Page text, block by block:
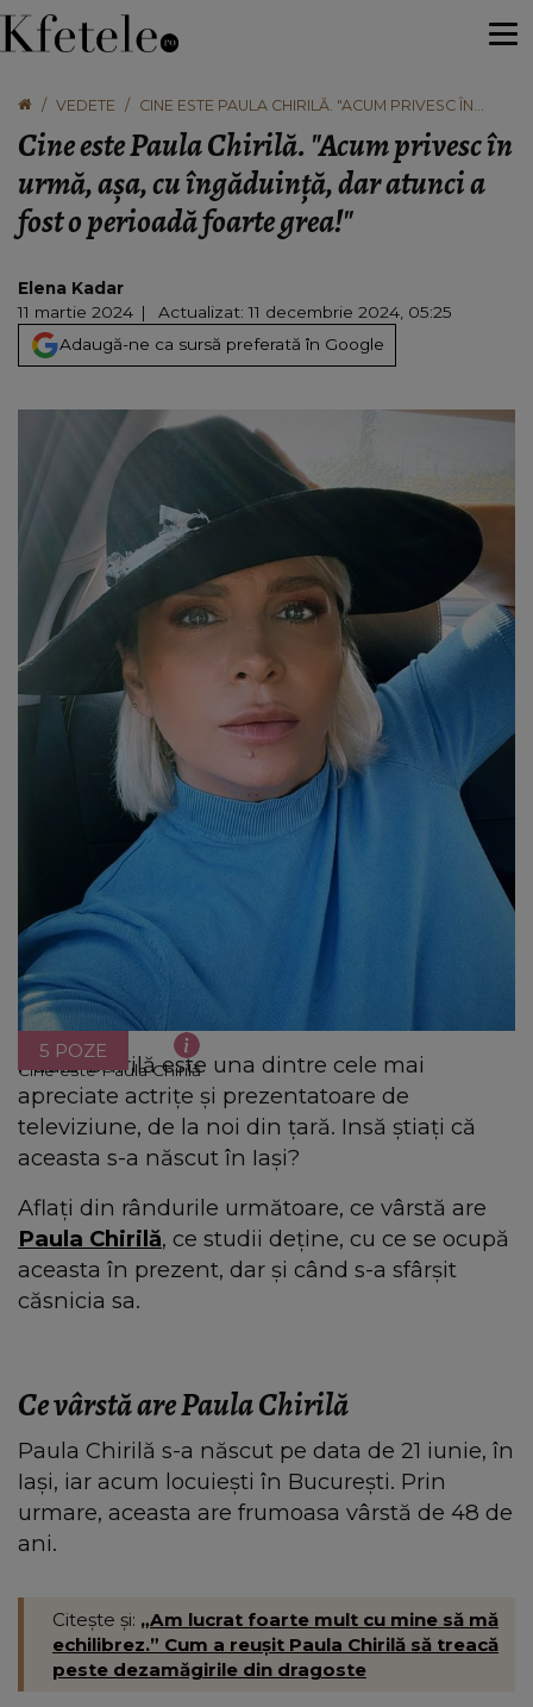
VEDETE
CINE ESTE PAULA CHIRILĂ. "ACUM PRIVESC ÎN
O PERIOADĂ FOARTE GREA!"
Cine este Paula Chirilă. "Acum privesc în
urmă, așa, cu îngăduință, dar atunci a
fost o perioadă foarte grea!"
Elena Kadar
11 martie 2024
Actualizat: 11 decembrie 2024, 05:25
Adaugă-ne ca sursă preferată în Google
Cine este Paula Chirilă
5 POZE
Paula Chirilă este una dintre cele mai
apreciate actrițe și prezentatoare de
televiziune, de la noi din țară. Insă știați că
aceasta s-a născut în Iași?
Aflați din rândurile următoare, ce vârstă are
Paula Chirilă, ce studii deține, cu ce se ocupă
aceasta în prezent, dar și când s-a sfârșit
căsnicia sa.
Ce vârstă are Paula Chirilă
Paula Chirilă s-a născut pe data de 21 iunie, în
Iași, iar acum locuiești în București. Prin
urmare, aceasta are frumoasa vârstă de 48 de
ani.
Citește și: „Am lucrat foarte mult cu mine să mă
echilibrez.” Cum a reușit Paula Chirilă să treacă
peste dezamăgirile din dragoste